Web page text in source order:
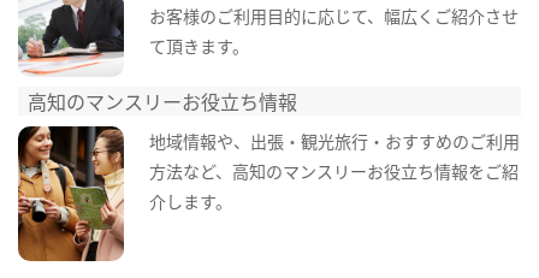
お客様のご利用目的に応じて、幅広くご紹介させ
て頂きます。
高知のマンスリーお役立ち情報
地域情報や、出張・観光旅行・おすすめのご利用
方法など、高知のマンスリーお役立ち情報をご紹
介します。